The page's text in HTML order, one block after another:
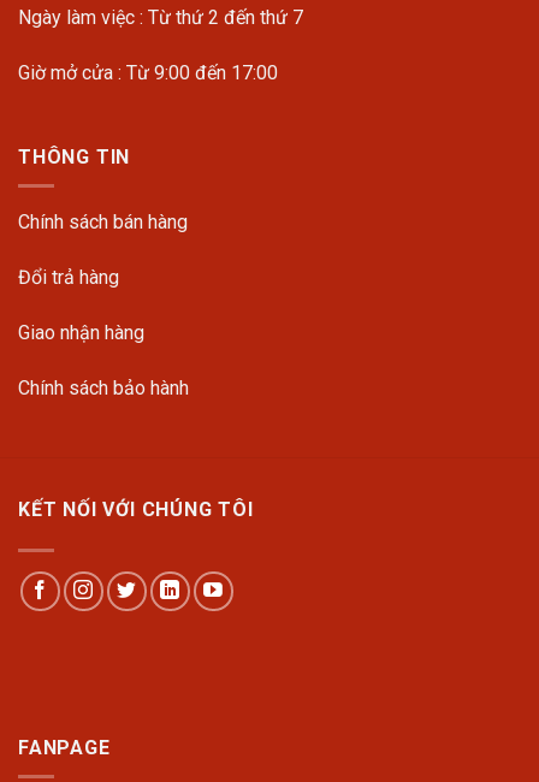
Ngày làm việc : Từ thứ 2 đến thứ 7
Giờ mở cửa : Từ 9:00 đến 17:00
THÔNG TIN
Chính sách bán hàng
Đổi trả hàng
Giao nhận hàng
Chính sách bảo hành
KẾT NỐI VỚI CHÚNG TÔI
FANPAGE